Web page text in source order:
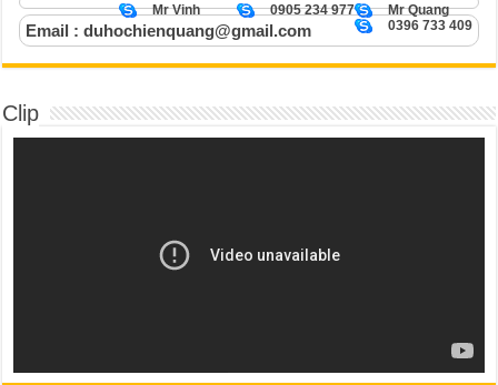
Mr Quang
0905 234 977
Mr Vinh
0396 733 409
Email : duhochienquang@gmail.com
Clip